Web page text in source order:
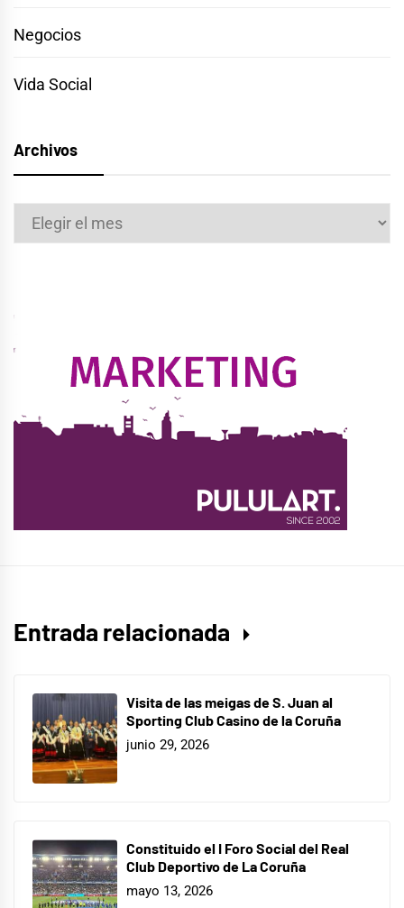
Negocios
Vida Social
Archivos
Archivos
Entrada relacionada
Visita de las meigas de S. Juan al
Sporting Club Casino de la Coruña
junio 29, 2026
Constituido el I Foro Social del Real
Club Deportivo de La Coruña
mayo 13, 2026